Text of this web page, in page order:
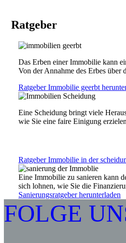
Ratgeber
Das Erben einer Immobilie kann
Von der Annahme des Erbes
Ratgeber Immobilie geerbt
Eine Scheidung bringt viele
wie Sie eine faire Einigung
Ratgeber Immobilie in der
Eine Immobilie zu sanieren kann
sich lohnen, wie Sie die
Sanierungsratgeber herunterladen
FOLGE